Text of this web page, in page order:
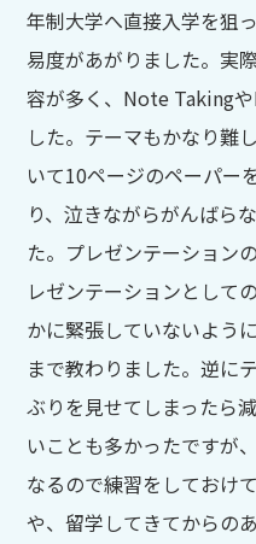
年制大学へ直接入学を狙
易度があがりました。実
容が多く、Note Taking
した。テーマもかなり難
いて10ページのペーパー
り、泣きながらがんばら
た。プレゼンテーション
レゼンテーションとして
かに緊張していないよう
まで教わりました。逆に
ぶりを見せてしまったら
いことも多かったですが
なるので練習をしておけ
や、留学してきてからの